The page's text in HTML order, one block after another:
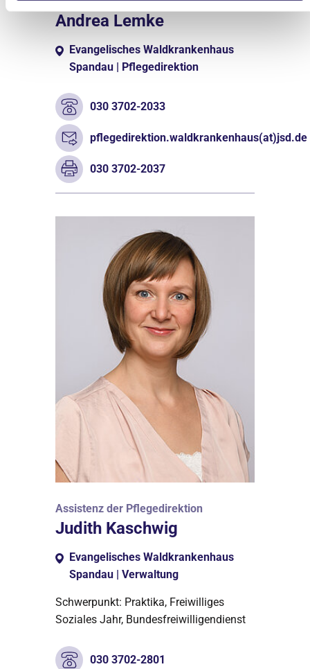
Andrea Lemke
Evangelisches Waldkrankenhaus
Spandau | Pflegedirektion
030 3702-2033
pflegedirektion.waldkrankenhaus(at)jsd.de
030 3702-2037
Assistenz der Pflegedirektion
Judith Kaschwig
Evangelisches Waldkrankenhaus
Spandau | Verwaltung
Schwerpunkt: Praktika, Freiwilliges
Soziales Jahr, Bundesfreiwilligendienst
030 3702-2801